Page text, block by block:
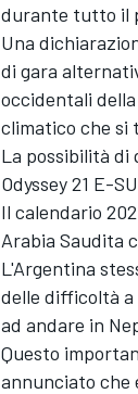
durante tutto il
Una
di gara
occidentali
climatico che si
La possibilità di
Odyssey 21 E-
Il calendario
Arabia Saudita
L'Argentina
delle difficoltà a
ad andare in
Questo
annunciato che